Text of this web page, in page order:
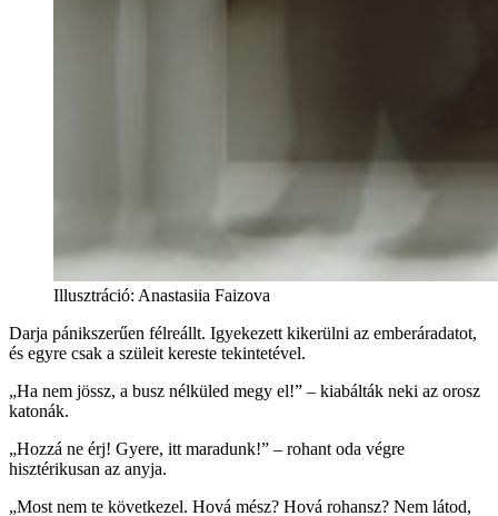
Illusztráció: Anastasiia Faizova
Darja pánikszerűen félreállt. Igyekezett kikerülni az emberáradatot,
és egyre csak a szüleit kereste tekintetével.
„Ha nem jössz, a busz nélküled megy el!” – kiabálták neki az orosz
katonák.
„Hozzá ne érj! Gyere, itt maradunk!” – rohant oda végre
hisztérikusan az anyja.
„Most nem te következel. Hová mész? Hová rohansz? Nem látod,